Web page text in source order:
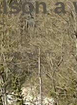
a
de CAMILOTTO.